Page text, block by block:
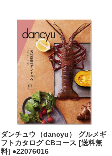
ダンチュウ（dancyu） グルメギ
フトカタログ CBコース [送料無
料] ●22076016